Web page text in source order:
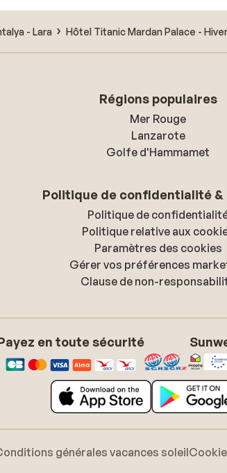
- Lara Hôtel Titanic Mardan Palace -
Régions populaires
Mer Rouge
Lanzarote
Golfe d'Hammamet
Politique de confidentialité &
Politique de
Politique relative aux
Paramètres des cookies
Gérer vos préférences
Clause de non-
en toute sécurité
générales vacances soleil